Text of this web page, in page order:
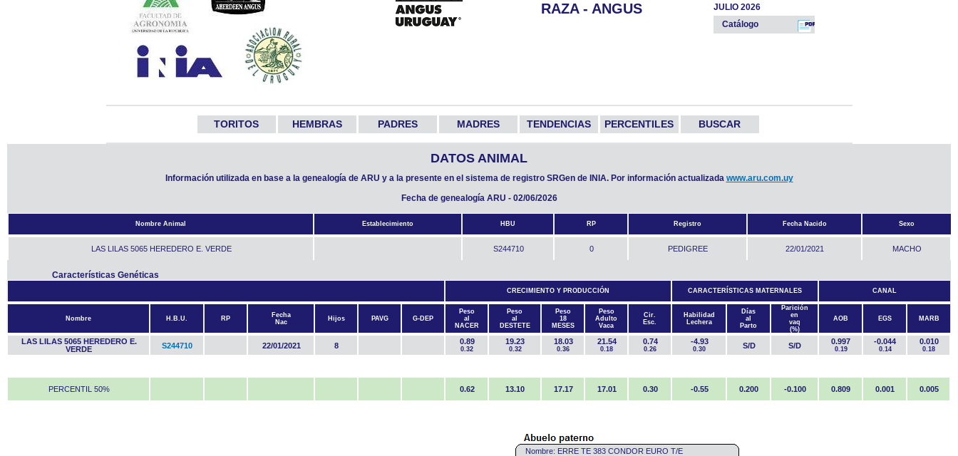
RAZA - ANGUS
JULIO 2026
Catálogo
TORITOS HEMBRAS PADRES MADRES TENDENCIAS PERCENTILES BUSCAR
DATOS ANIMAL
Información utilizada en base a la genealogía de ARU y a la presente en el sistema de registro SRGen de INIA. Por información actualizada www.aru.com.uy
Fecha de genealogía ARU - 02/06/2026
Nombre Animal Establecimiento HBU RP Registro Fecha Nacido Sexo
LAS LILAS 5065 HEREDERO E. VERDE S244710 0 PEDIGREE 22/01/2021 MACHO
Características Genéticas
CRECIMIENTO Y PRODUCCIÓN CARACTERÍSTICAS MATERNALES CANAL
Nombre H.B.U. RP
Fecha
Nac
Hijos PAVG G-DEP
Peso
al
NACER
Peso
al
DESTETE
Peso
18
MESES
Peso
Adulto
Vaca
Cir.
Esc.
Habilidad
Lechera
Días
al
Parto
Parición
en
vaq
(%)
AOB EGS MARB
LAS LILAS 5065 HEREDERO E.
VERDE
S244710 22/01/2021 8 0.89
0.32
19.23
0.32
18.03
0.36
21.54
0.18
0.74
0.26
-4.93
0.30 S/D S/D 0.997
0.19
-0.044
0.14
0.010
0.18
PERCENTIL 50% 0.62 13.10 17.17 17.01 0.30 -0.55 0.200 -0.100 0.809 0.001 0.005
Nombre: ERRE TE 383 CONDOR EURO T/E